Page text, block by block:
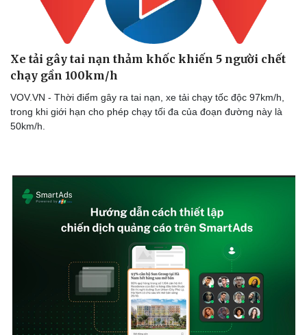
Xe tải gây tai nạn thảm khốc khiến 5 người chết
chạy gần 100km/h
VOV.VN - Thời điểm gây ra tai nạn, xe tải chạy tốc độc 97km/h,
trong khi giới hạn cho phép chạy tối đa của đoạn đường này là
50km/h.